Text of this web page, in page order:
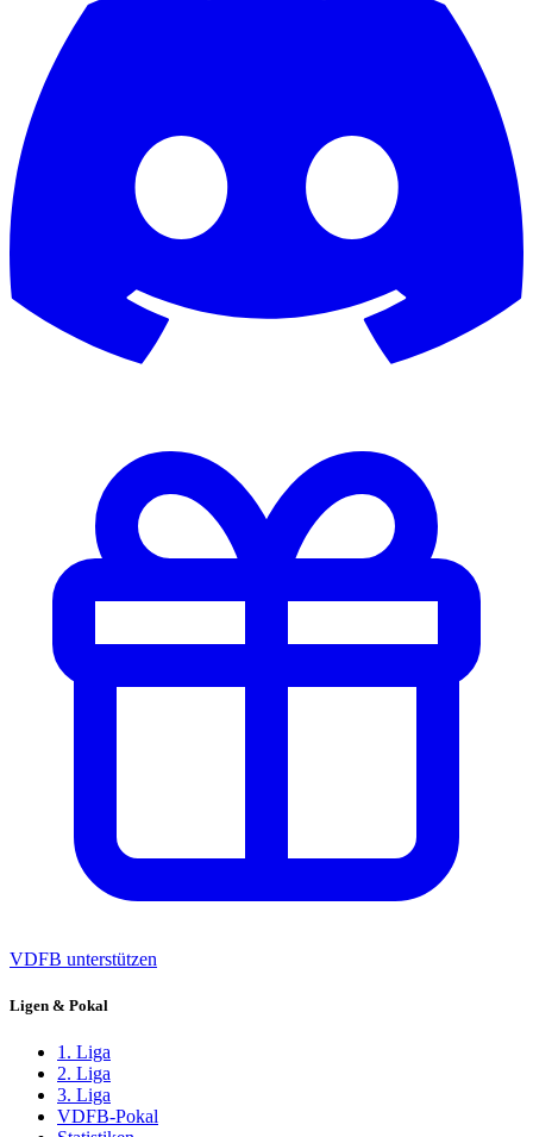
VDFB unterstützen
Ligen & Pokal
1. Liga
2. Liga
3. Liga
VDFB-Pokal